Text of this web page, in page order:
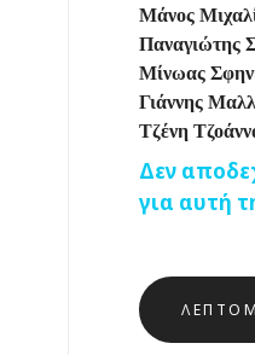
Μάνος
Παναγιώτης
Μίνωας
Γιάννης
Τζένη
Δεν
για αυτή